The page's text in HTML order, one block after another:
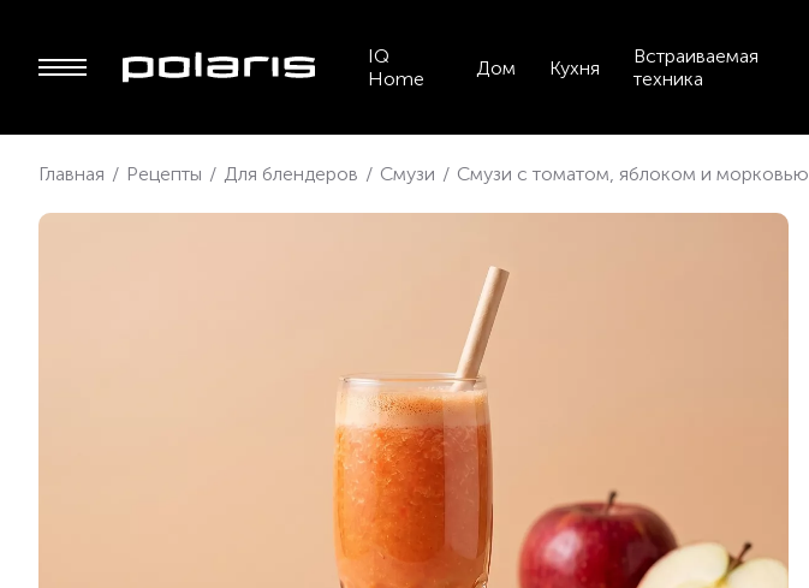
IQ
Home
Дом Кухня
Встраиваемая
техника
Главная / Рецепты / Для блендеров / Смузи / Смузи с томатом, яблоком и морковью